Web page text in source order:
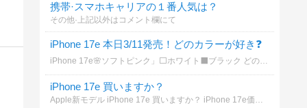
携帯·スマホキャリアの１番人気は？
その他·上記以外はコメント欄にて
iPhone 17e 本日3/11発売！どのカラーが好き❓
iPhone 17e🌸ソフトピンク」⬜ホワイト⬛ブラック どの色が好き？
iPhone 17e 買いますか？
Apple新モデル iPhone 17e 買いますか？ iPhone 17e価格は256GBモデルが9万9800円、512GBモデルが13万4800円